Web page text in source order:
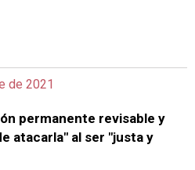
de 2021
permanente revisable y
atacarla" al ser "justa y